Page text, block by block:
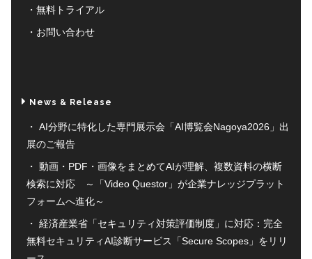
無料トライアル
お問い合わせ
News & Release
AI分野に特化した専門展示会「AI博覧会Nagoya2026」出
展のご報告
動画・PDF・画像をまとめてAIが理解、複数資料の横断
検索に対応 ～「Video Questor」が企業ナレッジプラット
フォームへ進化～
経済産業省「セキュリティ対策評価制度」に対応：完全
無料セキュリティAI診断サービス「Secure Scopes」をリリ